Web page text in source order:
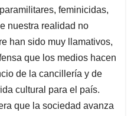
feminicidas,
nuestra realidad no
han sido muy llamativos,
que los medios hacen
de la cancillería y de
cultural para el país.
que la sociedad avanza